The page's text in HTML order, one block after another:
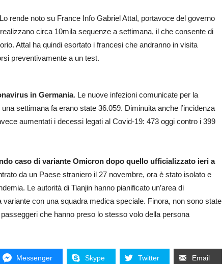
rende noto su France Info Gabriel Attal, portavoce del governo
circa 10mila sequenze a settimana, il che consente di
Attal ha quindi esortato i francesi che andranno in visita
preventivamente a un test.
in Germania. Le nuove infezioni comunicate per la
settimana fa erano state 36.059. Diminuita anche l’incidenza
aumentati i decessi legati al Covid-19: 473 oggi contro i 399
caso di variante Omicron dopo quello ufficializzato ieri a
da un Paese straniero il 27 novembre, ora è stato isolato e
Le autorità di Tianjin hanno pianificato un’area di
con una squadra medica speciale. Finora, non sono state
che hanno preso lo stesso volo della persona
Messenger Skype Twitter Email